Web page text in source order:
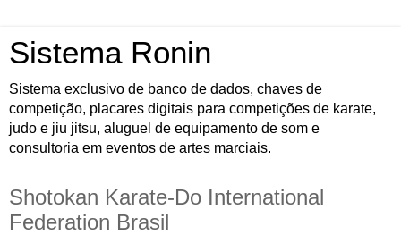
Sistema Ronin
Sistema exclusivo de banco de dados, chaves de
competição, placares digitais para competições de karate,
judo e jiu jitsu, aluguel de equipamento de som e
consultoria em eventos de artes marciais.
Shotokan Karate-Do International
Federation Brasil